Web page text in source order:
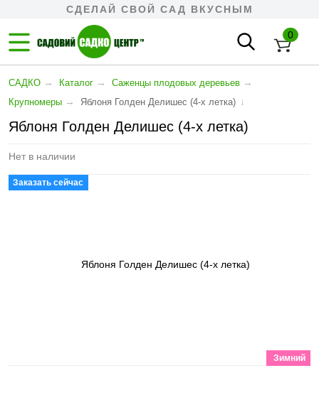
СДЕЛАЙ СВОЙ САД ВКУСНЫМ
0
САДКО → Каталог → Cаженцы плодовых деревьев →
Крупномеры → Яблоня Голден Делишес (4-х летка) ↓
Яблоня Голден Делишес (4-х летка)
Нет в наличии
Заказать сейчас
Зимний